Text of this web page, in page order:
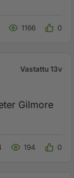
1166 0
Vastattu 13v
Gilmore
194 0